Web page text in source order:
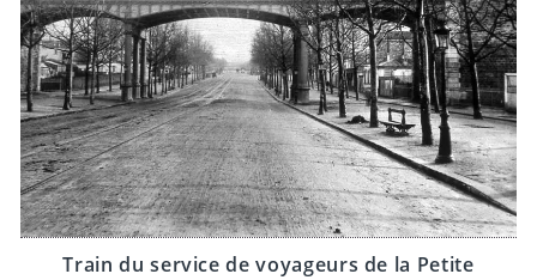
Train du service de voyageurs de la Petite